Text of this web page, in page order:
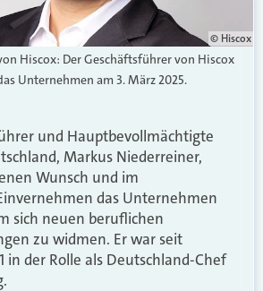
© Hiscox
Hiscox: Der Geschäftsführer von Hiscox
Unternehmen am 3. März 2025.
und Hauptbevollmächtigte
Markus Niederreiner,
Wunsch und im
das Unternehmen
sich neuen beruflichen
zu widmen. Er war seit
in der Rolle als Deutschland-Chef